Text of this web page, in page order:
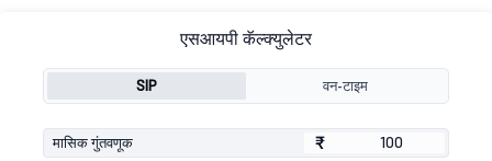
एसआयपी कॅल्क्युलेटर
SIP वन-टाइम
मासिक गुंतवणूक ₹
₹